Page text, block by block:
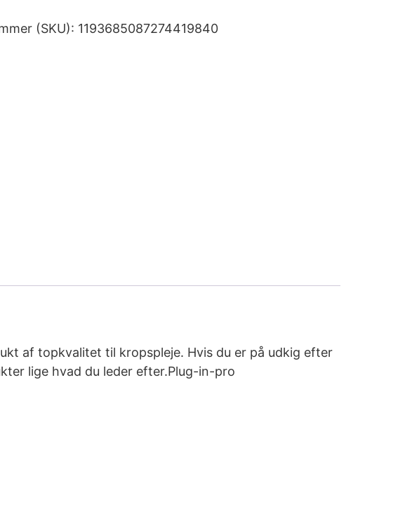
(SKU): 1193685087274419840
af topkvalitet til kropspleje. Hvis du er på udkig efter
lige hvad du leder efter.Plug-in-pro